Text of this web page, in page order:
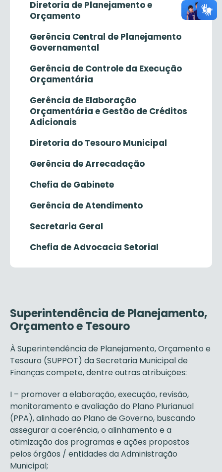
Diretoria de Planejamento e
Orçamento
Gerência Central de Planejamento
Governamental
Gerência de Controle da Execução
Orçamentária
Gerência de Elaboração
Orçamentária e Gestão de Créditos
Adicionais
Diretoria do Tesouro Municipal
Gerência de Arrecadação
Chefia de Gabinete
Gerência de Atendimento
Secretaria Geral
Chefia de Advocacia Setorial
Superintendência de Planejamento,
Orçamento e Tesouro
À Superintendência de Planejamento, Orçamento e
Tesouro (SUPPOT) da Secretaria Municipal de
Finanças compete, dentre outras atribuições:
I – promover a elaboração, execução, revisão,
monitoramento e avaliação do Plano Plurianual
(PPA), alinhado ao Plano de Governo, buscando
assegurar a coerência, o alinhamento e a
otimização dos programas e ações propostos
pelos órgãos / entidades da Administração
Municipal;